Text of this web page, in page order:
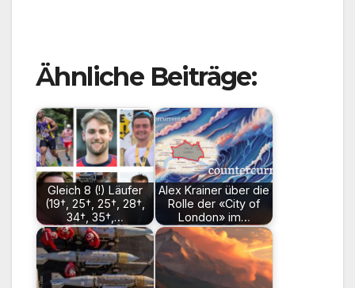
Ähnliche Beiträge:
Gleich 8 (!) Läufer
(19†, 25†, 25†, 28†,
34†, 35†,…
Alex Krainer über die
Rolle der «City of
London» im…